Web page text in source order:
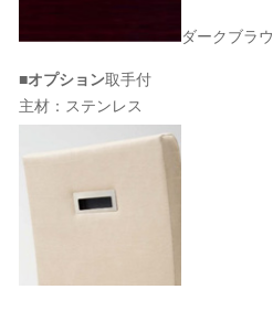
ダークブラ
■オプション取手付
主材：ステンレス